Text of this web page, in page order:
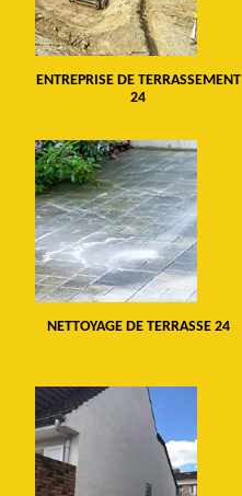
ENTREPRISE DE TERRASSEMENT
24
NETTOYAGE DE TERRASSE 24